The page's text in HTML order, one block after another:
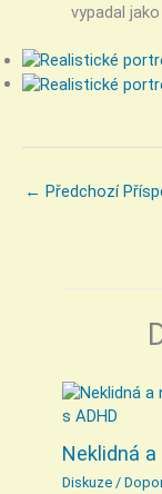
vypadal
← Předchozí
Neklidná
Diskuze /